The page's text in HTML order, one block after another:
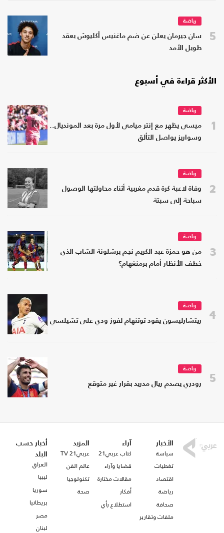
5
رياضة
سان جيرمان يعلن عن ضم ماغنيس أكليوش بعقد
طويل الأمد
الأكثر قراءة في أسبوع
1
رياضة
ميسي يظهر مع إنتر ميامي لأول مرة بعد المونديال..
وسواريز يواصل التألق
2
رياضة
وفاة لاعبة كرة قدم مغربية أثناء محاولتها الوصول
سباحة إلى سبتة
3
رياضة
من هو حمزة عبد الكريم نجم برشلونة الشاب الذي
خطف الأنظار أمام برمنغهام؟
4
رياضة
ريتشارليسون يقود توتنهام لفوز ودي على تشيلسي
5
رياضة
رودري يصدم ريال مدريد بقرار غير متوقع
الأخبار
سياسة
تغطيات
اقتصاد
رياضة
صحافة
ملفات وتقارير
آراء
كتاب عربي21
قضايا وآراء
مقالات مختارة
أفكار
استطلاع رأي
المزيد
عربي21 TV
عالم الفن
تكنولوجيا
صحة
أخبار حسب
البلد
العراق
ليبيا
سوريا
بريطانيا
مصر
لبنان